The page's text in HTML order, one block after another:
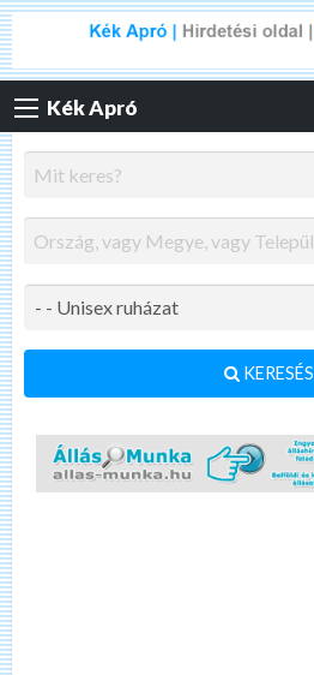
Kék Apró
KERESÉS